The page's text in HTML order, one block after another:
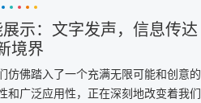
示：文字发声，信息传达
境界
仿佛踏入了一个充满无限可能和创意的
和广泛应用性，正在深刻地改变着我们